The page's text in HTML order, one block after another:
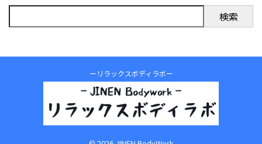
検索
ーリラックスボディラボー